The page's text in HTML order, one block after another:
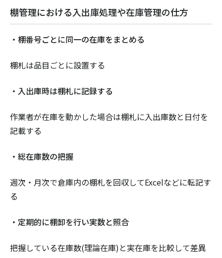
棚管理における入出庫処理や在庫管理の仕方
・棚番号ごとに同一の在庫をまとめる
棚札は品目ごとに設置する
・入出庫時は棚札に記録する
作業者が在庫を動かした場合は棚札に入出庫数と日付を
記載する
・総在庫数の把握
週次・月次で倉庫内の棚札を回収してExcelなどに転記す
る
・定期的に棚卸を行い実数と照合
把握している在庫数(理論在庫)と実在庫を比較して差異